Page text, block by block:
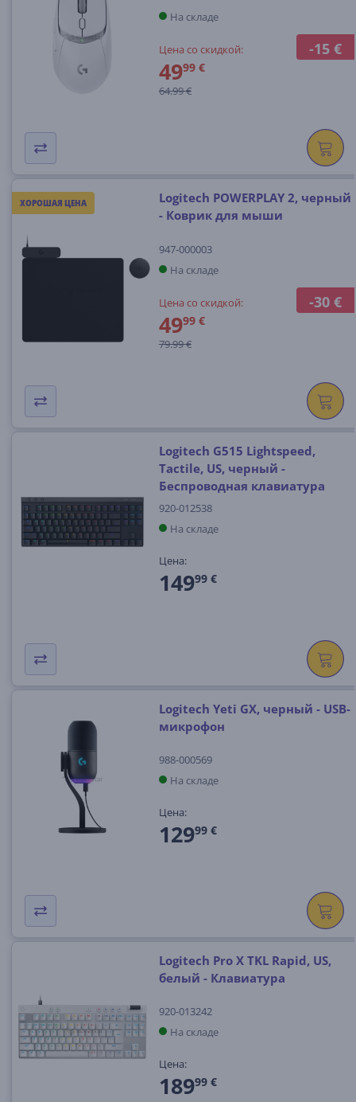
-15 €
На складе
Цена со скидкой:
4999 €
64.99 €
ХОРОШАЯ ЦЕНА
-30 €
Logitech POWERPLAY 2, черный
- Коврик для мыши
947-000003
На складе
Цена со скидкой:
4999 €
79.99 €
Logitech G515 Lightspeed,
Tactile, US, черный -
Беспроводная клавиатура
920-012538
На складе
Цена:
14999 €
Logitech Yeti GX, черный - USB-
микрофон
988-000569
На складе
Цена:
12999 €
Logitech Pro X TKL Rapid, US,
белый - Клавиатура
920-013242
На складе
Цена:
18999 €